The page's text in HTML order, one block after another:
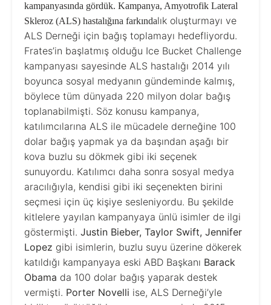
kampanyasında gördük. Kampanya, Amyotrofik Lateral
Skleroz (ALS) hastalığına farkındalık oluşturmayı ve
ALS Derneği için bağış toplamayı hedefliyordu.
Frates’in başlatmış olduğu Ice Bucket Challenge
kampanyası sayesinde ALS hastalığı 2014 yılı
boyunca sosyal medyanın gündeminde kalmış,
böylece tüm dünyada 220 milyon dolar bağış
toplanabilmişti. Söz konusu kampanya,
katılımcılarına ALS ile mücadele derneğine 100
dolar bağış yapmak ya da başından aşağı bir
kova buzlu su dökmek gibi iki seçenek
sunuyordu. Katılımcı daha sonra sosyal medya
aracılığıyla, kendisi gibi iki seçenekten birini
seçmesi için üç kişiye sesleniyordu. Bu şekilde
kitlelere yayılan kampanyaya ünlü isimler de ilgi
göstermişti. Justin Bieber, Taylor Swift, Jennifer
Lopez gibi isimlerin, buzlu suyu üzerine dökerek
katıldığı kampanyaya eski ABD Başkanı Barack
Obama da 100 dolar bağış yaparak destek
vermişti. Porter Novelli ise, ALS Derneği’yle